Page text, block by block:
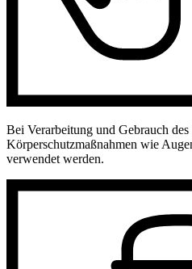
Bei Verarbeitung und Gebrauch
Körperschutzmaßnahmen wie
verwendet werden.